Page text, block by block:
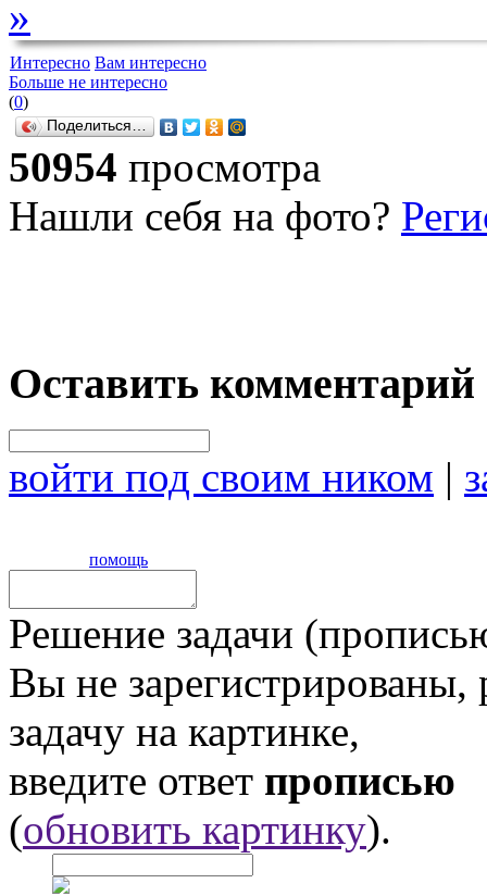
»
Интересно Вам интересно
Больше не интересно
(0)
Поделиться…
50954 просмотра
Нашли себя на фото?
Оставить комментарий
войти под своим ником |
помощь
Решение задачи
Вы не
задачу на картинке,
введите ответ прописью
(обновить картинку).